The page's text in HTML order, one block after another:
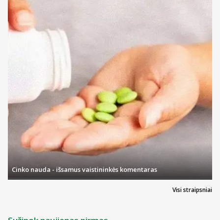
Renkantis CC kremą, kaip ir bet kurį kitą veido odos priežiūros
produktą, svarbiausia atsižvelgti į odos tipą. Jei ji labai jautri,
geriausiai tiks CC kremai jautriai veido odai. Pastarieji bus švelnios
sudėties, nedirgins odos, ją saugos ir puoselės.
Jei pirkdami kremą tikitės, kad jis padės paslėpti pigmentines
dėmes, geriausiai tiks kremai nuo pigmentinių dėmių. Tolygų
atspalvį odai suteikiantis kremas ir maskuos, ir saugos veido odą.
Galbūt vargina išsiplėtę kapiliarai? Tuomet atkreipkite dėmesį į CC
kremus veido odai su išsiplėtusiais kapiliarais. Toks kremas odą
ramins, suteiks apsaugą, drauge gerins kraujotaką kapiliaruose bei
mažins raudonį.
Jei Jūsų oda nėra jautri, sausa, sudirgusi ir jai tinka kone visos
priežiūros priemonės, rinkitės CC kremą visų tipų veido odai.
Šiltajam metų laikui, kai daugiau lepinamės saulės spinduliais,
tikslinga prioritetą teikti CC kremui su veido apsauga nuo saulės.
Mūsų asortimente rasite turinčių skirtingą SPF faktorių, tad
CC kremai puikiai tiks ir kaip makiažo pagrindai. Tai geras variantas,
jei reikia maksimalaus maskavimo – tokiu atveju šis kremas tobulai
Visi straipsniai
Cinko nauda - išsamus vaistininkės komentaras